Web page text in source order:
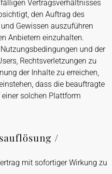
Vertragsverhältnisses
den Auftrag des
Gewissen auszuführen
Anbietern einzuhalten.
und der
Rechtsverletzungen zu
der Inhalte zu erreichen,
dass die beauftragte
solchen Plattform
/
mit sofortiger Wirkung zu